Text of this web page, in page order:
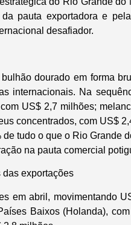
pauta exportadora e
desafiador.
dourado em forma
internacionais. Na
US$ 2,7 milhões;
concentrados, com US$
tudo o que o Rio Grande
na pauta comercial
exportações
em abril, movimentando
Baixos (Holanda),